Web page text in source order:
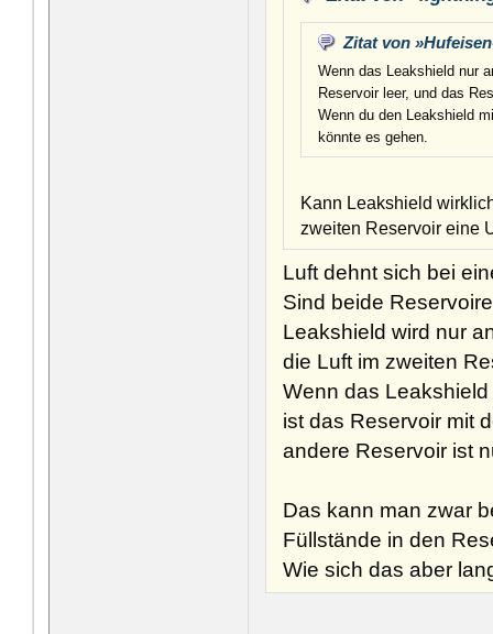
Zitat von
Wenn das Leakshield nur
Reservoir leer, und das
Wenn du den Leakshield
könnte es gehen.
Kann Leakshield
zweiten Reservoir eine
Luft dehnt sich bei
Sind beide
Leakshield wird nur
die Luft im zweiten
Wenn das
ist das Reservoir mit
andere Reservoir ist
Das kann man zwar
Füllstände in den
Wie sich das aber